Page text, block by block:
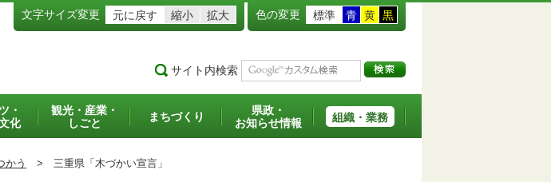
文字サイズ変更 元に戻す 縮小 拡大 色の変更 標準 青 黄 黒
サイト内検索
・
化
観光・産業・
しごと
まちづくり
県政・
お知らせ情報
組織・業務
かう > 三重県「木づかい宣言」